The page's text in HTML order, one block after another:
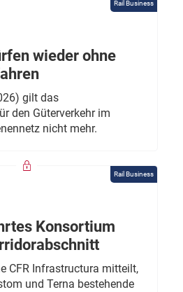
Rail Business
wieder ohne
gilt das
den Güterverkehr im
nicht mehr.
Rail Business
Konsortium
CFR Infrastructura mitteilt,
und Terna bestehende